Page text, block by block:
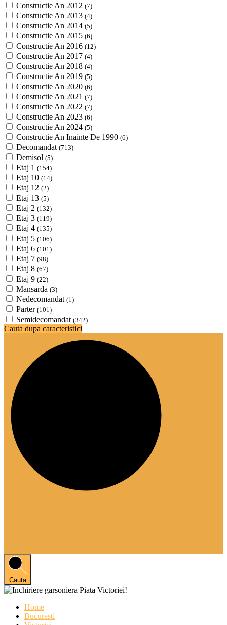
Constructie An 2012 (7)
Constructie An 2013 (4)
Constructie An 2014 (5)
Constructie An 2015 (6)
Constructie An 2016 (12)
Constructie An 2017 (4)
Constructie An 2018 (4)
Constructie An 2019 (5)
Constructie An 2020 (6)
Constructie An 2021 (7)
Constructie An 2022 (7)
Constructie An 2023 (6)
Constructie An 2024 (5)
Constructie An Inainte De 1990 (6)
Decomandat (713)
Demisol (5)
Etaj 1 (154)
Etaj 10 (14)
Etaj 12 (2)
Etaj 13 (5)
Etaj 2 (132)
Etaj 3 (119)
Etaj 4 (135)
Etaj 5 (106)
Etaj 6 (101)
Etaj 7 (98)
Etaj 8 (67)
Etaj 9 (22)
Mansarda (3)
Nedecomandat (1)
Parter (101)
Semidecomandat (342)
Cauta dupa caracteristici
Cauta
Home
Bucuresti